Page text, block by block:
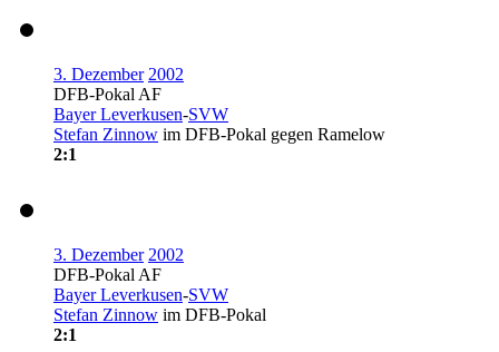
3. Dezember 2002
DFB-Pokal AF
Bayer Leverkusen-SVW
Stefan Zinnow im DFB-Pokal gegen Ramelow
2:1
3. Dezember 2002
DFB-Pokal AF
Bayer Leverkusen-SVW
Stefan Zinnow im DFB-Pokal
2:1